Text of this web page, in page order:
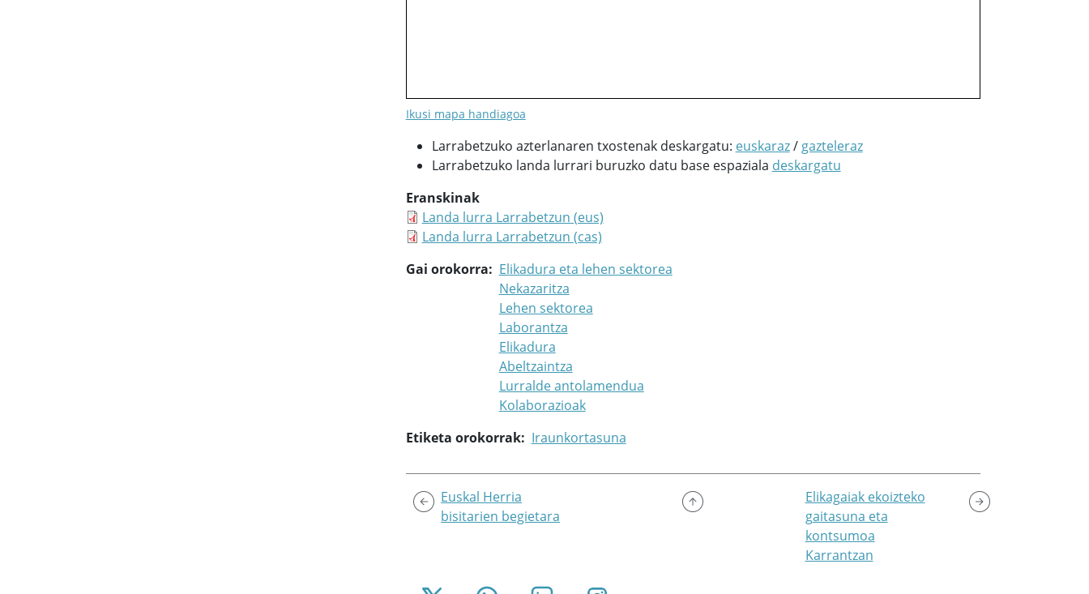
Ikusi mapa handiagoa
Larrabetzuko azterlanaren txostenak deskargatu: euskaraz/ gazteleraz
Larrabetzuko landa lurrari buruzko datu base espaziala deskargatu
Eranskinak
Landa lurra Larrabetzun (eus)
Landa lurra Larrabetzun (cas)
Gai orokorra
Elikadura eta lehen sektorea
Nekazaritza
Lehen sektorea
Laborantza
Elikadura
Abeltzaintza
Lurralde antolamendua
Kolaborazioak
Etiketa orokorrak
Iraunkortasuna
Euskal Herria
bisitarien begietara
Elikagaiak ekoizteko
gaitasuna eta
kontsumoa
Karrantzan